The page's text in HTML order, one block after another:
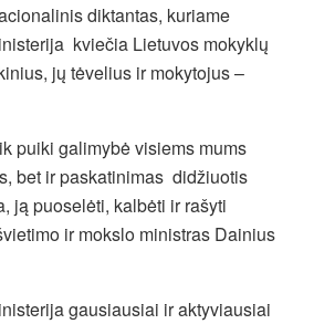
diktantas, kuriame
kviečia Lietuvos mokyklų
jų tėvelius ir mokytojus –
puiki galimybė visiems mums
bet ir paskatinimas didžiuotis
ją puoselėti, kalbėti ir rašyti
ir mokslo ministras Dainius
gausiausiai ir aktyviausiai